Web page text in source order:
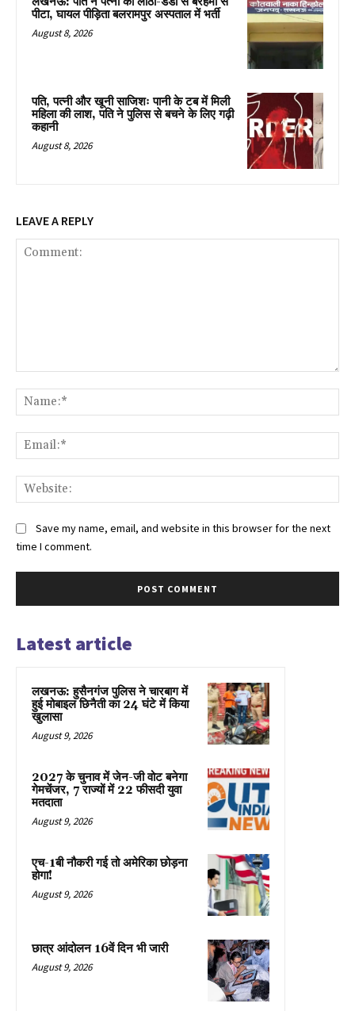
पीटा, घायल पीड़िता बलरामपुर अस्पताल में भर्ती
August 8, 2026
पति, पत्नी और खूनी साजिशः पानी के टब में मिली
महिला की लाश, पति ने पुलिस से बचने के लिए गढ़ी
कहानी
August 8, 2026
LEAVE A REPLY
Save my name, email, and website in this browser for the next
time I comment.
Latest article
लखनऊ: हुसैनगंज पुलिस ने चारबाग में
हुई मोबाइल छिनैती का 24 घंटे में किया
खुलासा
August 9, 2026
2027 के चुनाव में जेन-जी वोट बनेगा
गेमचेंजर, 7 राज्यों में 22 फीसदी युवा
मतदाता
August 9, 2026
एच-1बी नौकरी गई तो अमेरिका छोड़ना
होगा!
August 9, 2026
छात्र आंदोलन 16वें दिन भी जारी
August 9, 2026